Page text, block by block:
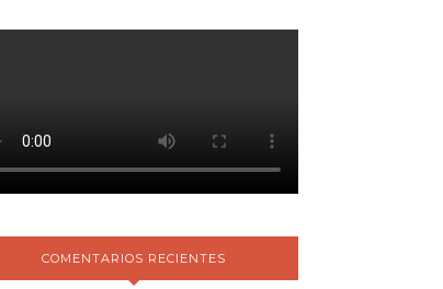
COMENTARIOS RECIENTES